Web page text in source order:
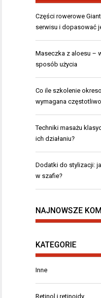
Części rowerowe
serwisu i dopasować
Maseczka z aloesu –
sposób użycia
Co ile szkolenie
wymagana
Techniki masażu
ich działaniu?
Dodatki do stylizacji:
w szafie?
NAJNOWSZE
KATEGORIE
Inne
Retinol i retinoidy